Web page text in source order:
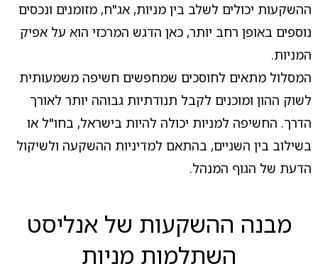
ההשקעות יכולים לשלב בין מניות, אג"ח, מזומנים ונכסים
נוספים באופן רחב יותר, כאן הדגש המרכזי הוא על אפיק
המניות.
המסלול מתאים לחוסכים שמחפשים חשיפה משמעותית
לשוק ההון ומוכנים לקבל תנודתיות גבוהה יותר לאורך
הדרך. החשיפה למניות יכולה להיות בישראל, בחו"ל או
בשילוב בין השניים, בהתאם למדיניות ההשקעה ולשיקול
הדעת של הגוף המנהל.
מבנה ההשקעות של אנליסט
השתלמות מניות